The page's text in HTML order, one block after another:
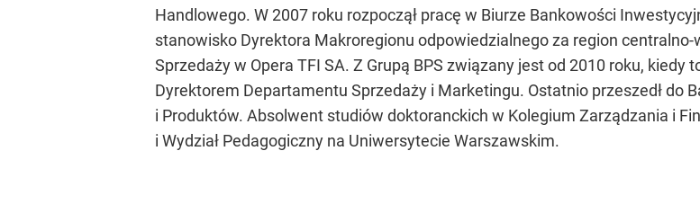
Handlowego. W 2007 roku rozpoczął pracę w Biurze Bankowości
stanowisko Dyrektora Makroregionu odpowiedzialnego za region
Sprzedaży w Opera TFI SA. Z Grupą BPS związany jest od 2010 roku, kiedy
Dyrektorem Departamentu Sprzedaży i Marketingu. Ostatnio przeszedł do
i Produktów. Absolwent studiów doktoranckich w Kolegium Zarządzania i
i Wydział Pedagogiczny na Uniwersytecie Warszawskim.